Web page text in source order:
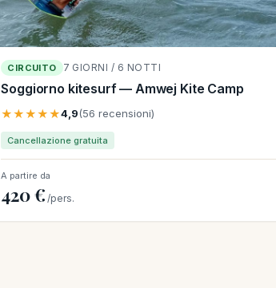
CIRCUITO 7 GIORNI / 6 NOTTI
Soggiorno kitesurf — Amwej Kite Camp
★★★★★4,9(56 recensioni)
Cancellazione gratuita
A partire da
420 € /pers.